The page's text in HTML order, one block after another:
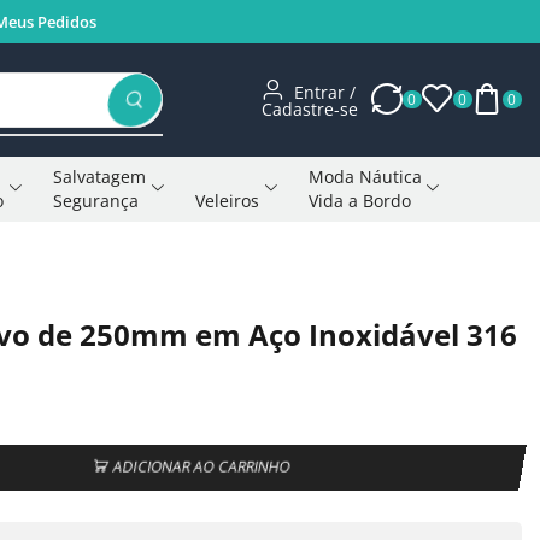
Pedidos
Entrar /
Cadastre-se 0 0 0
Salvatagem
Segurança
Veleiros
Moda Náutica
Vida a Bordo
de 250mm em Aço Inoxidável 316
ADICIONAR AO CARRINHO